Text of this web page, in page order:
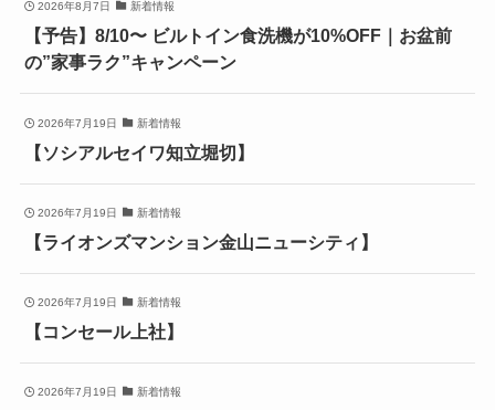
2026年8月7日 新着情報
【予告】8/10〜 ビルトイン食洗機が10%OFF｜お盆前
の”家事ラク”キャンペーン
2026年7月19日 新着情報
【ソシアルセイワ知立堀切】
2026年7月19日 新着情報
【ライオンズマンション金山ニューシティ】
2026年7月19日 新着情報
【コンセール上社】
2026年7月19日 新着情報